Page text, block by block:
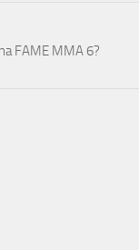
FAME MMA 6?